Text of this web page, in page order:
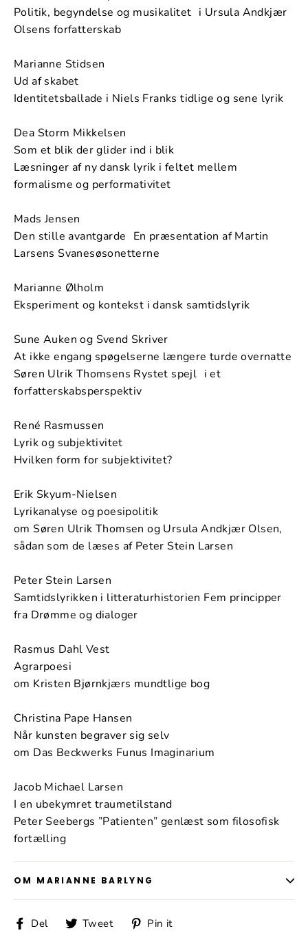
Politik, begyndelse og musikalitet i Ursula Andkjær
Olsens forfatterskab
Marianne Stidsen
Ud af skabet
Identitetsballade i Niels Franks tidlige og sene lyrik
Dea Storm Mikkelsen
Som et blik der glider ind i blik
Læsninger af ny dansk lyrik i feltet mellem
formalisme og performativitet
Mads Jensen
Den stille avantgarde En præsentation af Martin
Larsens Svanesøsonetterne
Marianne Ølholm
Eksperiment og kontekst i dansk samtidslyrik
Sune Auken og Svend Skriver
At ikke engang spøgelserne længere turde overnatte
Søren Ulrik Thomsens Rystet spejl i et
forfatterskabsperspektiv
René Rasmussen
Lyrik og subjektivitet
Hvilken form for subjektivitet?
Erik Skyum-Nielsen
Lyrikanalyse og poesipolitik
om Søren Ulrik Thomsen og Ursula Andkjær Olsen,
sådan som de læses af Peter Stein Larsen
Peter Stein Larsen
Samtidslyrikken i litteraturhistorien Fem principper
fra Drømme og dialoger
Rasmus Dahl Vest
Agrarpoesi
om Kristen Bjørnkjærs mundtlige bog
Christina Pape Hansen
Når kunsten begraver sig selv
om Das Beckwerks Funus Imaginarium
Jacob Michael Larsen
I en ubekymret traumetilstand
Peter Seebergs ”Patienten” genlæst som filosofisk
fortælling
OM MARIANNE BARLYNG
Del
Del Tweet
TweetPin it